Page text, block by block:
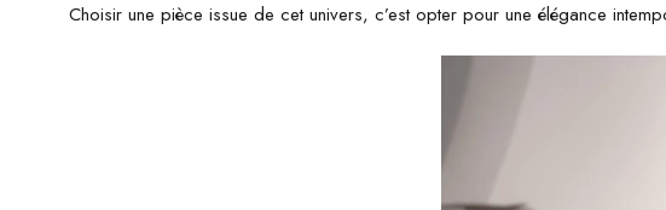
Choisir une pièce issue de cet univers, c’est opter pour une élégance